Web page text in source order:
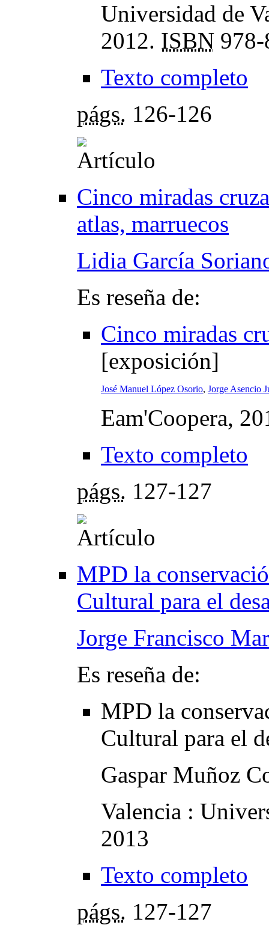
Universidad de
2012. ISBN
Texto completo
págs. 126-126
Cinco miradas
atlas, marruecos
Lidia García
Es reseña de:
Cinco miradas
[exposición]
José Manuel López Osorio, Jorge Asencio
Eam'Coopera,
Texto completo
págs. 127-127
MPD la
Cultural para el
Jorge Francisco
Es reseña de:
MPD la
Cultural para el
Gaspar Muñoz
Valencia :
2013
Texto completo
págs. 127-127